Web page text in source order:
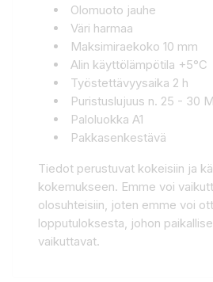
Olomuoto jauhe
Väri harmaa
Maksimiraekoko 10 mm
Alin käyttölämpötila +5°C
Työstettävyysaika 2 h
Puristuslujuus n. 25 - 30
Paloluokka A1
Pakkasenkestävä
Tiedot perustuvat kokeisiin ja
kokemukseen. Emme voi
olosuhteisiin, joten emme voi
lopputuloksesta, johon
vaikuttavat.